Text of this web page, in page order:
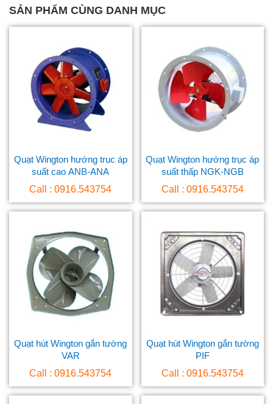
SẢN PHẨM CÙNG DANH MỤC
Quạt Wington hướng trục áp
suất cao ANB-ANA
Call : 0916.543754
Quạt Wington hướng trục áp
suất thấp NGK-NGB
Call : 0916.543754
Quạt hút Wington gắn tường
VAR
Call : 0916.543754
Quạt hút Wington gắn tường
PIF
Call : 0916.543754